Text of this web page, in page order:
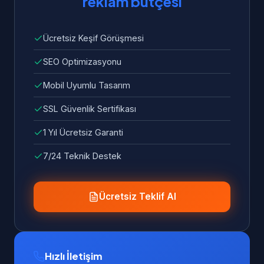
Ücretsiz Keşif Görüşmesi
SEO Optimizasyonu
Mobil Uyumlu Tasarım
SSL Güvenlik Sertifikası
1 Yıl Ücretsiz Garanti
7/24 Teknik Destek
Ücretsiz Teklif Al
Hızlı İletişim